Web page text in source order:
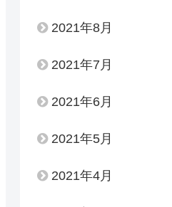
2021年8月
2021年7月
2021年6月
2021年5月
2021年4月